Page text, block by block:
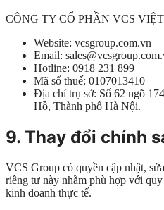
CÔNG TY CỔ PHẦN VCS
Website: vcsgroup.com.vn
Email:
Hotline: 0918 231 899
Mã số thuế: 0107013410
Địa chỉ trụ sở: Số 62 ngõ
Hồ, Thành phố Hà Nội.
9. Thay đổi chính
VCS Group có quyền cập nhật,
riêng tư này nhằm phù hợp với
kinh doanh thực tế.